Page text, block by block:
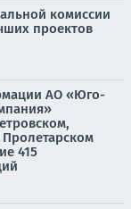
комиссии
проектов
АО «Юго-
415